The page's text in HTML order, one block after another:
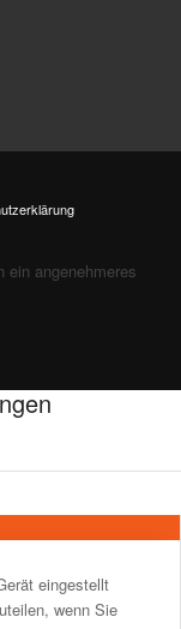
ein angenehmeres
eingestellt
wenn Sie